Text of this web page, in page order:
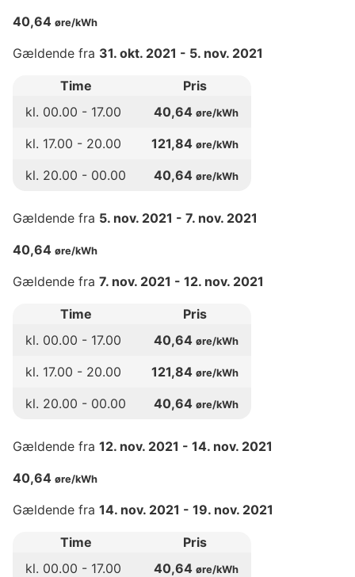
40,64 øre/kWh
Gældende fra 31. okt. 2021 - 5. nov. 2021
Time
Pris
kl. 00.00 - 17.00 40,64 øre/kWh
kl. 17.00 - 20.00 121,84 øre/kWh
kl. 20.00 - 00.00 40,64 øre/kWh
Gældende fra 5. nov. 2021 - 7. nov. 2021
40,64 øre/kWh
Gældende fra 7. nov. 2021 - 12. nov. 2021
Time
Pris
kl. 00.00 - 17.00 40,64 øre/kWh
kl. 17.00 - 20.00 121,84 øre/kWh
kl. 20.00 - 00.00 40,64 øre/kWh
Gældende fra 12. nov. 2021 - 14. nov. 2021
40,64 øre/kWh
Gældende fra 14. nov. 2021 - 19. nov. 2021
Time
Pris
kl. 00.00 - 17.00 40,64 øre/kWh